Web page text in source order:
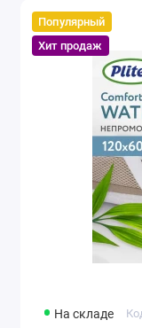
Популярный
Хит продаж
На складе